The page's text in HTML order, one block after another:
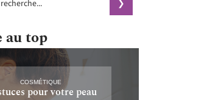
top
COSMÉTIQUE
pour votre peau